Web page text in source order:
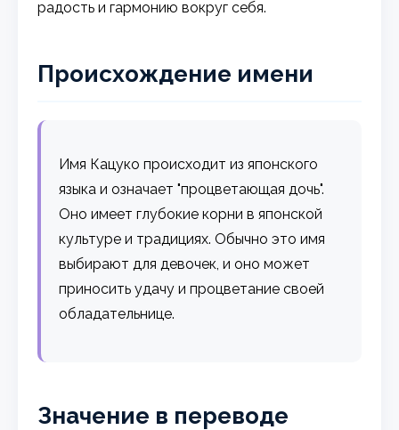
радость и гармонию вокруг себя.
Происхождение имени
Имя Кацуко происходит из японского
языка и означает "процветающая дочь".
Оно имеет глубокие корни в японской
культуре и традициях. Обычно это имя
выбирают для девочек, и оно может
приносить удачу и процветание своей
обладательнице.
Значение в переводе